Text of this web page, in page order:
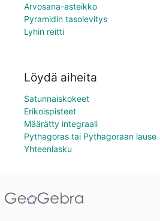
Arvosana-asteikko
Pyramidin tasolevitys
Lyhin reitti
Löydä aiheita
Satunnaiskokeet
Erikoispisteet
Määrätty integraali
Pythagoras tai Pythagoraan lause
Yhteenlasku